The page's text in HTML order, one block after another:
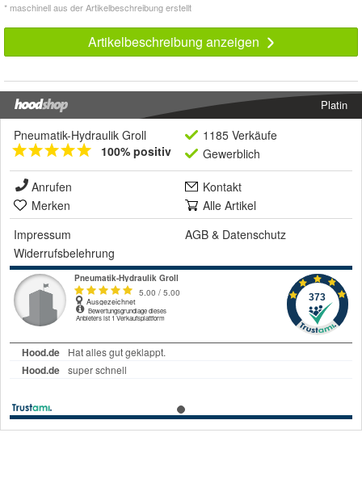
* maschinell aus der Artikelbeschreibung erstellt
Artikelbeschreibung anzeigen
Platin
Pneumatik-Hydraulik Groll
100% positiv
1185 Verkäufe
Gewerblich
Anrufen
Kontakt
Merken
Alle Artikel
Impressum
AGB & Datenschutz
Widerrufsbelehrung